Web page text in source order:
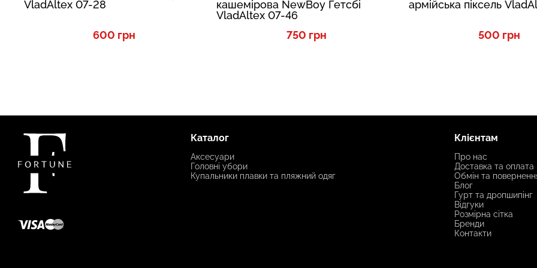
VladAltex 07-28
600 грн
кашемірова NewBoy Гетсбі
VladAltex 07-46
750 грн
армійська піксель
500 грн
Каталог
Аксесуари
Головні убори
Купальники плавки та пляжний одяг
Клієнтам
Про нас
Доставка та оплата
Обмін та
Блог
Гурт та дропшипінг
Відгуки
Розмірна сітка
Бренди
Контакти